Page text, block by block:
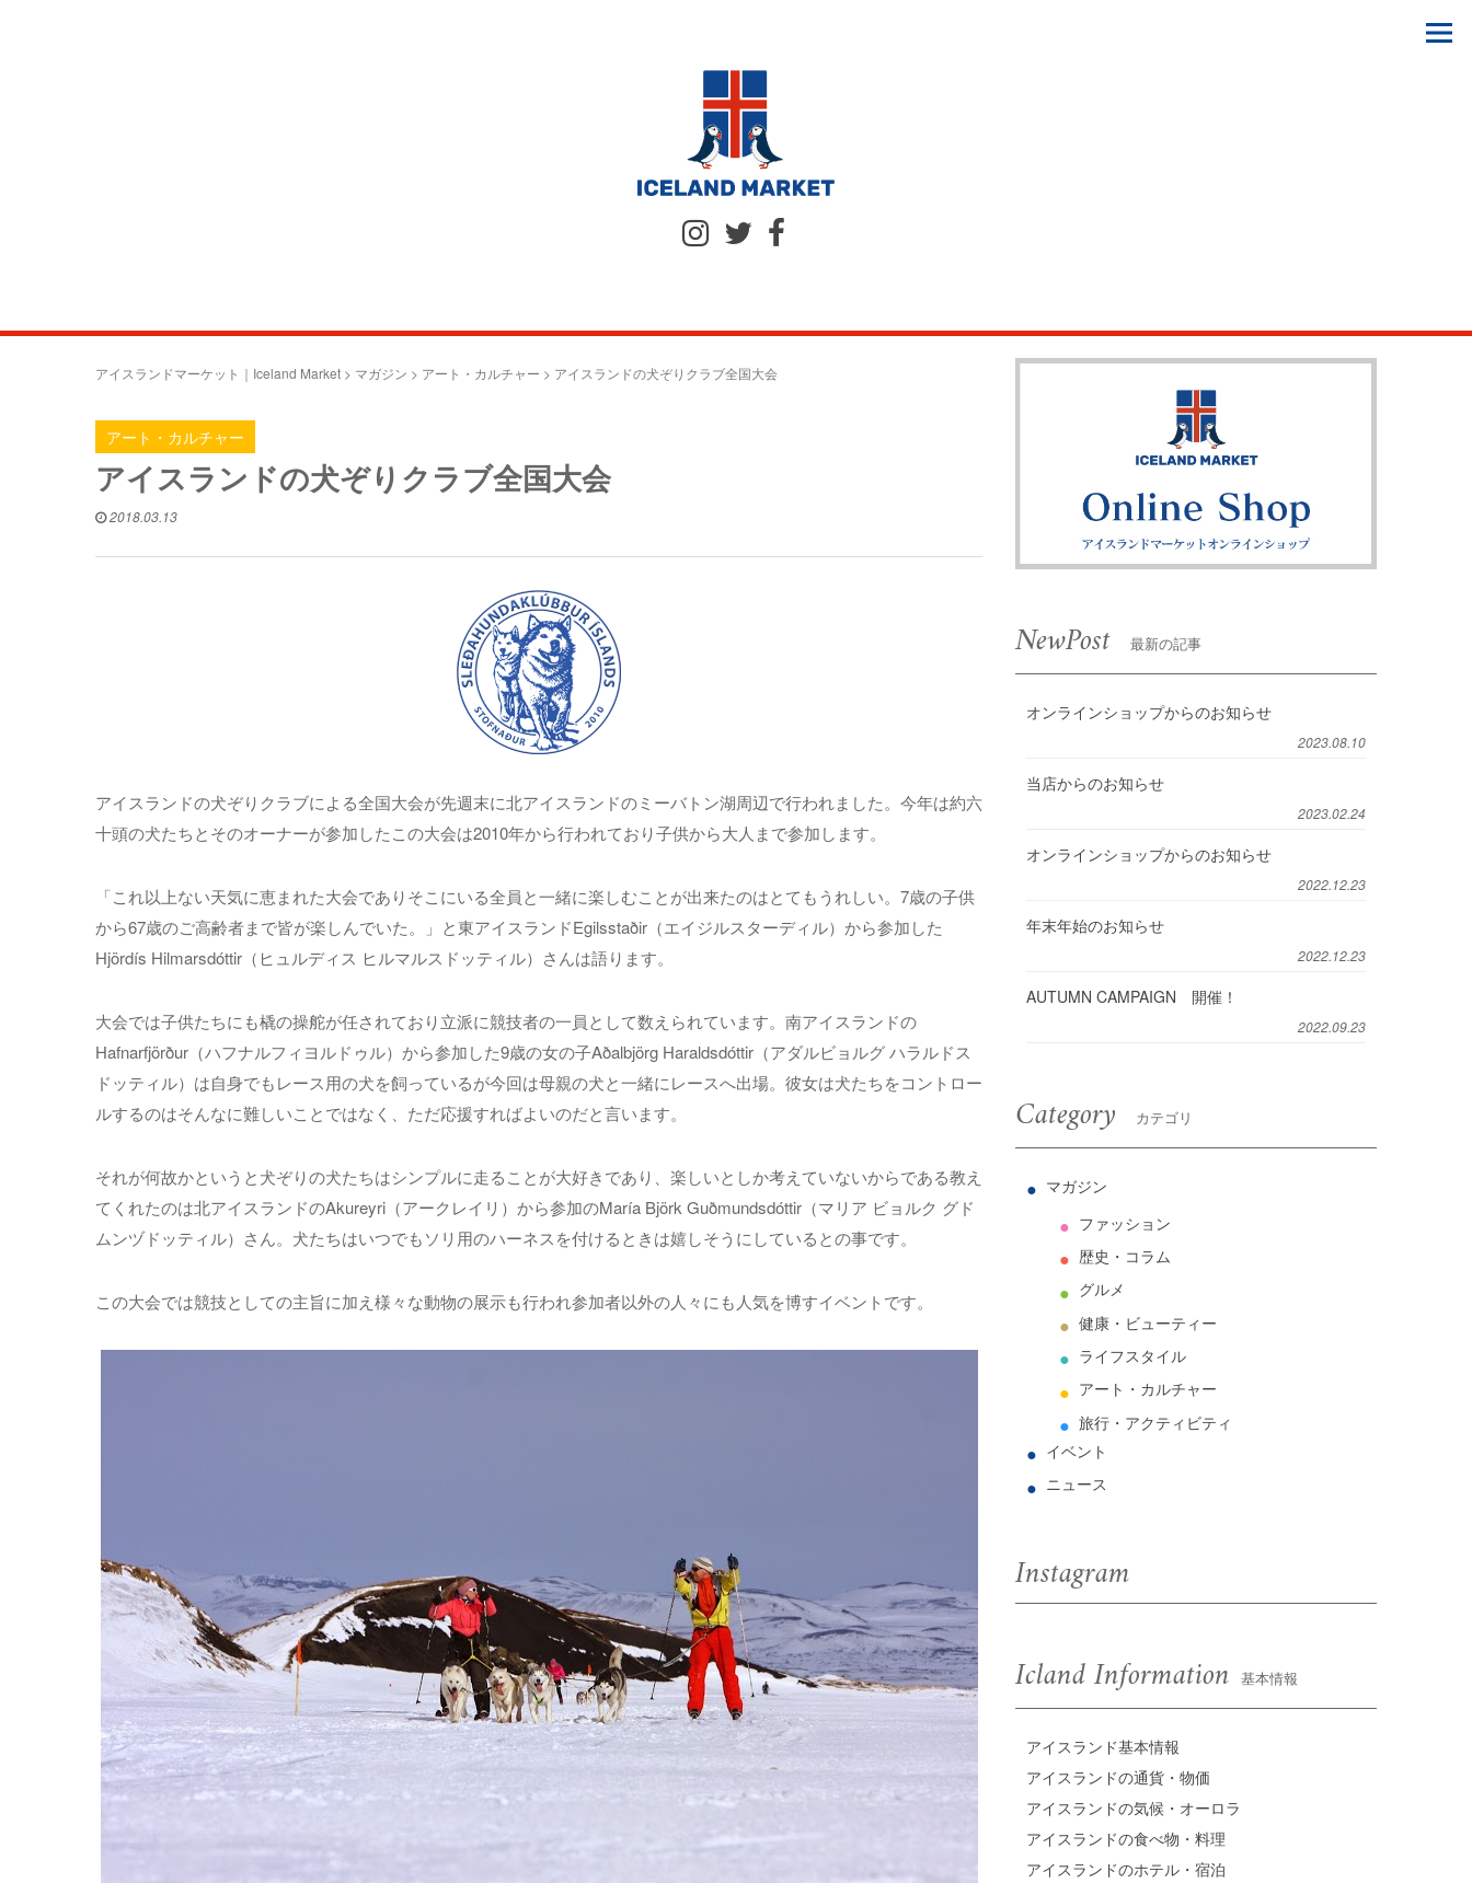
アイスランドマーケット｜Iceland Market > マガジン > アート・カルチャー > アイスランドの犬ぞりクラブ全国大会
アート・カルチャー
アイスランドの犬ぞりクラブ全国大会
2018.03.13
アイスランドの犬ぞりクラブによる全国大会が先週末に北アイスランドのミーバトン湖周辺で行われました。今年は約六
十頭の犬たちとそのオーナーが参加したこの大会は2010年から行われており子供から大人まで参加します。
「これ以上ない天気に恵まれた大会でありそこにいる全員と一緒に楽しむことが出来たのはとてもうれしい。7歳の子供
から67歳のご高齢者まで皆が楽しんでいた。」と東アイスランドEgilsstaðir（エイジルスターディル）から参加した
Hjördís Hilmarsdóttir（ヒュルディス ヒルマルスドッティル）さんは語ります。
大会では子供たちにも橇の操舵が任されており立派に競技者の一員として数えられています。南アイスランドの
Hafnarfjörður（ハフナルフィヨルドゥル）から参加した9歳の女の子Aðalbjörg Haraldsdóttir（アダルビョルグ ハラルドス
ドッティル）は自身でもレース用の犬を飼っているが今回は母親の犬と一緒にレースへ出場。彼女は犬たちをコントロー
ルするのはそんなに難しいことではなく、ただ応援すればよいのだと言います。
それが何故かというと犬ぞりの犬たちはシンプルに走ることが大好きであり、楽しいとしか考えていないからである教え
てくれたのは北アイスランドのAkureyri（アークレイリ）から参加のMaría Björk Guðmundsdóttir（マリア ビョルク グド
ムンヅドッティル）さん。犬たちはいつでもソリ用のハーネスを付けるときは嬉しそうにしているとの事です。
この大会では競技としての主旨に加え様々な動物の展示も行われ参加者以外の人々にも人気を博すイベントです。
NewPost 最新の記事
オンラインショップからのお知らせ
2023.08.10
当店からのお知らせ
2023.02.24
オンラインショップからのお知らせ
2022.12.23
年末年始のお知らせ
2022.12.23
AUTUMN CAMPAIGN 開催！
2022.09.23
Category カテゴリ
マガジン
ファッション
歴史・コラム
グルメ
健康・ビューティー
ライフスタイル
アート・カルチャー
旅行・アクティビティ
イベント
ニュース
Instagram
Icland Information 基本情報
アイスランド基本情報
アイスランドの通貨・物価
アイスランドの気候・オーロラ
アイスランドの食べ物・料理
アイスランドのホテル・宿泊